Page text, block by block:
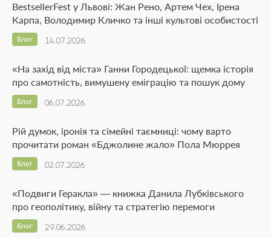
BestsellerFest у Львові: Жан Рено, Артем Чех, Ірена
Карпа, Володимир Кличко та інші культові особистості
14.07.2026
Блог
«На захід від міста» Ганни Городецької: щемка історія
про самотність, вимушену еміграцію та пошук дому
06.07.2026
Блог
Рій думок, іронія та сімейні таємниці: чому варто
прочитати роман «Бджолине жало» Пола Мюррея
02.07.2026
Блог
«Подвиги Геракла» — книжка Данила Лубківського
про геополітику, війну та стратегію перемоги
29.06.2026
Блог